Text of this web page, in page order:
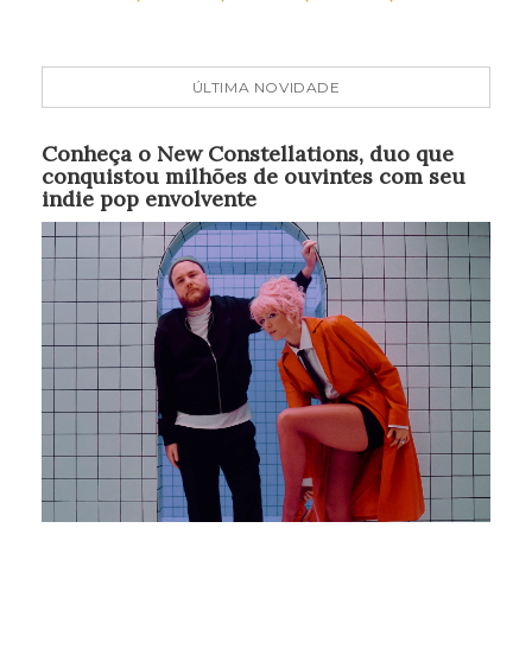
ÚLTIMA NOVIDADE
Conheça o New Constellations, duo que
conquistou milhões de ouvintes com seu
indie pop envolvente